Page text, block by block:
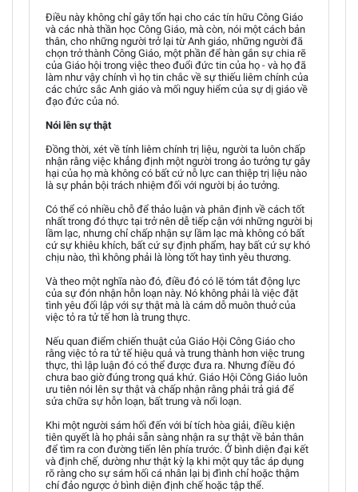
Điều này không chỉ gây tổn hại cho các tín hữu Công Giáo
và các nhà thần học Công Giáo, mà còn, nói một cách bản
thân, cho những người trở lại từ Anh giáo, những người đã
chọn trở thành Công Giáo, một phần để hàn gắn sự chia rẽ
của Giáo hội trong việc theo đuổi đức tin của họ - và họ đã
làm như vậy chính vì họ tin chắc về sự thiếu liêm chính của
các chức sắc Anh giáo và mối nguy hiểm của sự dị giáo về
đạo đức của nó.
Nói lên sự thật
Đồng thời, xét về tính liêm chính trị liệu, người ta luôn chấp
nhận rằng việc khẳng định một người trong ảo tưởng tự gây
hại của họ mà không có bất cứ nỗ lực can thiệp trị liệu nào
là sự phản bội trách nhiệm đối với người bị ảo tưởng.
Có thể có nhiều chỗ để thảo luận và phân định về cách tốt
nhất trong đó thực tại trở nên dễ tiếp cận với những người bị
lầm lạc, nhưng chỉ chấp nhận sự lầm lạc mà không có bất
cứ sự khiêu khích, bất cứ sự định phẩm, hay bất cứ sự khó
chịu nào, thì không phải là lòng tốt hay tình yêu thương.
Và theo một nghĩa nào đó, điều đó có lẽ tóm tắt động lực
của sự đón nhận hỗn loạn này. Nó không phải là việc đặt
tình yêu đối lập với sự thật mà là cám dỗ muôn thuở của
việc tỏ ra tử tế hơn là trung thực.
Nếu quan điểm chiến thuật của Giáo Hội Công Giáo cho
rằng việc tỏ ra tử tế hiệu quả và trung thành hơn việc trung
thực, thì lập luận đó có thể được đưa ra. Nhưng điều đó
chưa bao giờ đúng trong quá khứ. Giáo Hội Công Giáo luôn
ưu tiên nói lên sự thật và chấp nhận rằng phải trả giá để
sửa chữa sự hỗn loạn, bất trung và nổi loạn.
Khi một người sám hối đến với bí tích hòa giải, điều kiện
tiên quyết là họ phải sẵn sàng nhận ra sự thật về bản thân
để tìm ra con đường tiến lên phía trước. Ở bình diện đại kết
và định chế, dường như thật kỳ lạ khi một quy tắc áp dụng
rõ ràng cho sự sám hối cá nhân lại bị đình chỉ hoặc thậm
chí đảo ngược ở bình diện định chế hoặc tập thể.